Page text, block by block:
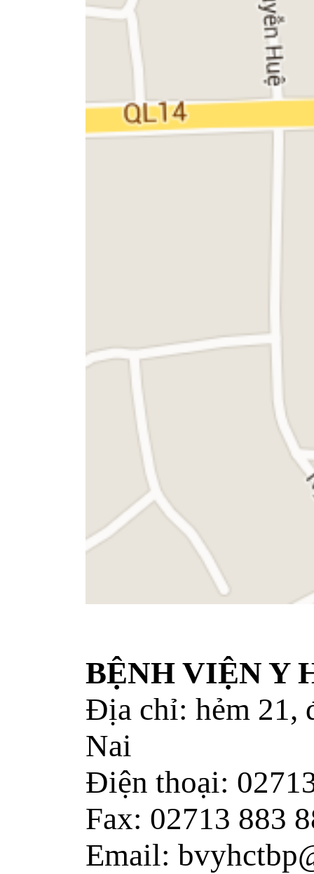
BỆNH VIỆN Y
Địa chỉ: hẻm 21,
Nai
Điện thoại:
Fax: 02713 883
Email: